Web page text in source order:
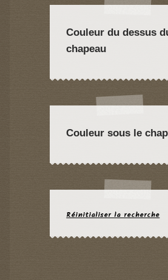
Couleur du dessus
chapeau
Couleur sous le
Réinitialiser la recherche